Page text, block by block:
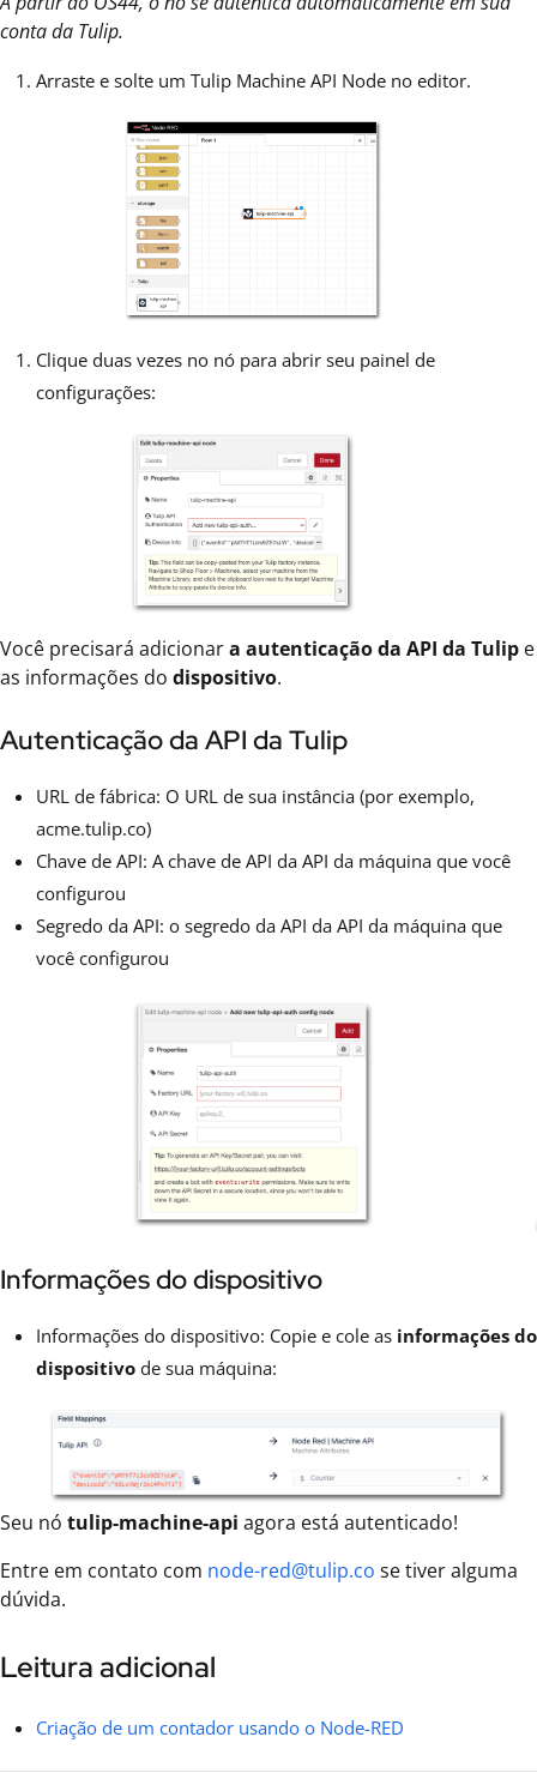
conta da Tulip.
Arraste e solte um Tulip Machine API Node no editor.
Clique duas vezes no nó para abrir seu painel de
configurações:
Você precisará adicionara autenticação da API da Tulip e
as informações do dispositivo.
Autenticação da API da Tulip
URL de fábrica: O URL de sua instância (por exemplo,
acme.tulip.co)
Chave de API: A chave de API da API da máquina que você
configurou
Segredo da API: o segredo da API da API da máquina que
você configurou
Informações do dispositivo
Informações do dispositivo: Copie e cole as informações do
dispositivo de sua máquina:
Seu nó tulip-machine-api agora está autenticado!
Entre em contato com node-red@tulip.co se tiver alguma
dúvida.
Leitura adicional
Criação de um contador usando o Node-RED